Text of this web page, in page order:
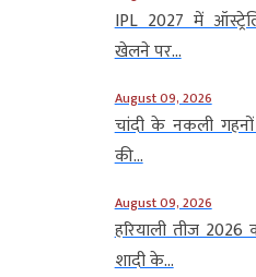
IPL 2027 में
खेलने पर...
August 09, 2026
चांदी के नकली
की...
August 09, 2026
हरियाली तीज 2026
शादी के...